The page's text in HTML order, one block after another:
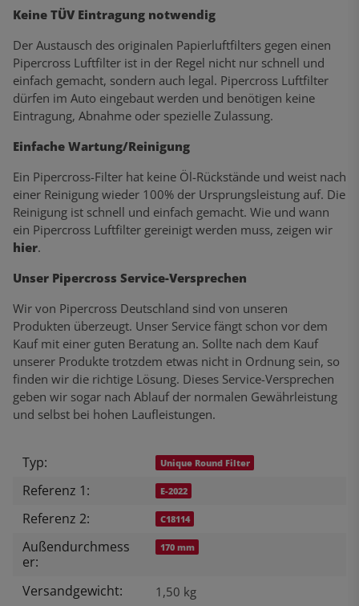
Keine TÜV Eintragung notwendig
Der Austausch des originalen Papierluftfilters gegen einen
Pipercross Luftfilter ist in der Regel nicht nur schnell und
einfach gemacht, sondern auch legal. Pipercross Luftfilter
dürfen im Auto eingebaut werden und benötigen keine
Eintragung, Abnahme oder spezielle Zulassung.
Einfache Wartung/Reinigung
Ein Pipercross-Filter hat keine Öl-Rückstände und weist nach
einer Reinigung wieder 100% der Ursprungsleistung auf. Die
Reinigung ist schnell und einfach gemacht. Wie und wann
ein Pipercross Luftfilter gereinigt werden muss, zeigen wir
hier.
Unser Pipercross Service-Versprechen
Wir von Pipercross Deutschland sind von unseren
Produkten überzeugt. Unser Service fängt schon vor dem
Kauf mit einer guten Beratung an. Sollte nach dem Kauf
unserer Produkte trotzdem etwas nicht in Ordnung sein, so
finden wir die richtige Lösung. Dieses Service-Versprechen
geben wir sogar nach Ablauf der normalen Gewährleistung
und selbst bei hohen Laufleistungen.
Produkteigenschaft
Wert
Typ: Unique Round Filter
Referenz 1: E-2022
Referenz 2: C18114
Außendurchmess
er:
170 mm
Versandgewicht: 1,50 kg